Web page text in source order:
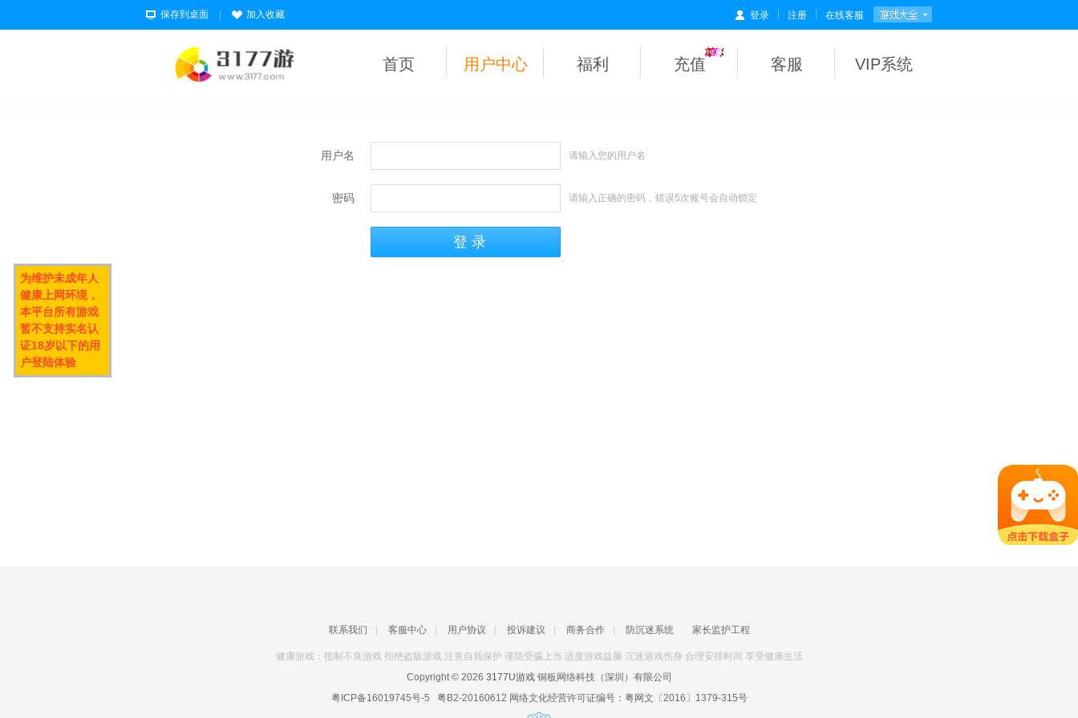
保存到桌面 加入收藏 登录 注册 在线客服
首页 用户中心 福利 充值 客服 VIP系统
用户名 请输入您的用户名
密码 请输入正确的密码，错误5次账号会自动锁定
联系我们 客服中心 用户协议 投诉建议 商务合作 防沉迷系统 家长监护工程
健康游戏：抵制不良游戏 拒绝盗版游戏 注意自我保护 谨防受骗上当 适度游戏益脑 沉迷游戏伤身 合理安排时间 享受健康生活
Copyright © 2026 3177U游戏铜板网络科技（深圳）有限公司
粤ICP备16019745号-5 粤B2-20160612 网络文化经营许可证编号： 粤网文〔2016〕1379-315号
为维护未成年人
健康上网环境，
本平台所有游戏
暂不支持实名认
证18岁以下的用
户登陆体验